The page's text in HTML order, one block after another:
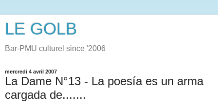
LE GOLB
Bar-PMU culturel since '2006
mercredi 4 avril 2007
La Dame N°13 - La poesía es un arma
cargada de.......